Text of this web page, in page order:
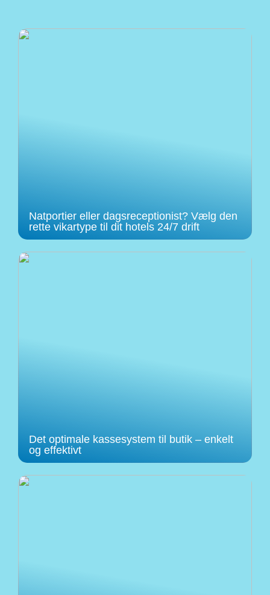
Natportier eller dagsreceptionist? Vælg den
rette vikartype til dit hotels 24/7 drift
Det optimale kassesystem til butik – enkelt
og effektivt